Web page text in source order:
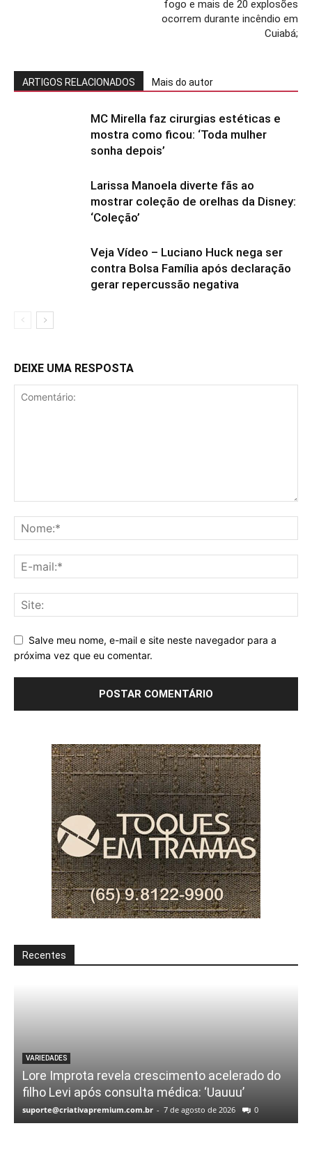
fogo e mais de 20 explosões
ocorrem durante incêndio em
Cuiabá;
ARTIGOS RELACIONADOS Mais do autor
MC Mirella faz cirurgias estéticas e
mostra como ficou: ‘Toda mulher
sonha depois’
Larissa Manoela diverte fãs ao
mostrar coleção de orelhas da Disney:
‘Coleção’
Veja Vídeo – Luciano Huck nega ser
contra Bolsa Família após declaração
gerar repercussão negativa
DEIXE UMA RESPOSTA
Salve meu nome, e-mail e site neste navegador para a
próxima vez que eu comentar.
Recentes
VARIEDADES
Lore Improta revela crescimento acelerado do
filho Levi após consulta médica: ‘Uauuu’
suporte@criativapremium.com.br - 7 de agosto de 2026 0